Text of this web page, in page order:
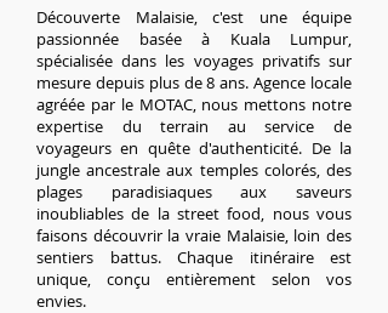
Découverte Malaisie, c'est une équipe
passionnée basée à Kuala Lumpur,
spécialisée dans les voyages privatifs sur
mesure depuis plus de 8 ans. Agence locale
agréée par le MOTAC, nous mettons notre
expertise du terrain au service de
voyageurs en quête d'authenticité. De la
jungle ancestrale aux temples colorés, des
plages paradisiaques aux saveurs
inoubliables de la street food, nous vous
faisons découvrir la vraie Malaisie, loin des
sentiers battus. Chaque itinéraire est
unique, conçu entièrement selon vos
envies.